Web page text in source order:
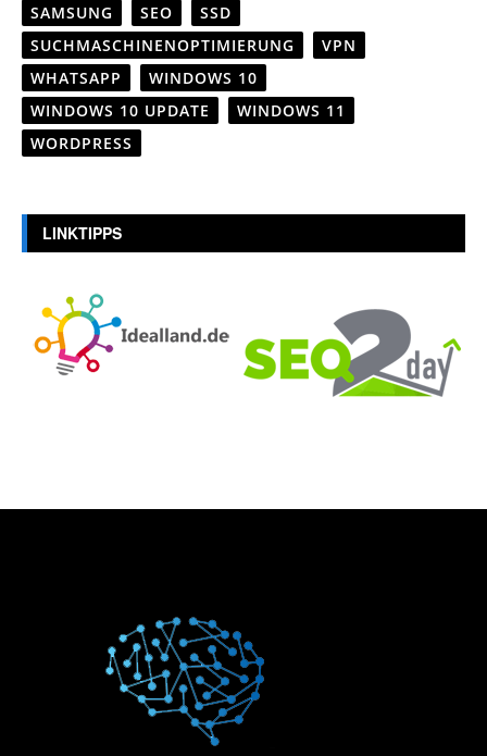
SAMSUNG
SEO
SSD
SUCHMASCHINENOPTIMIERUNG
VPN
WHATSAPP
WINDOWS 10
WINDOWS 10 UPDATE
WINDOWS 11
WORDPRESS
LINKTIPPS